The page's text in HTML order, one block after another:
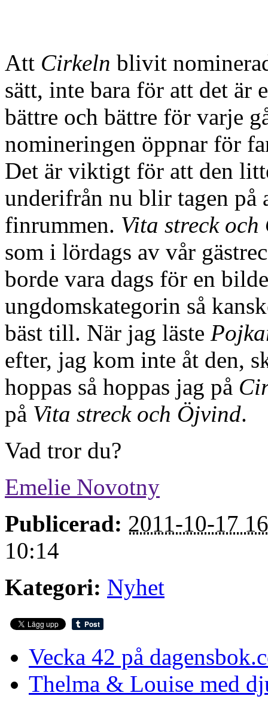
Att Cirkeln blivit
sätt, inte bara för att det är
bättre och bättre för varje
nomineringen öppnar för
Det är viktigt för att den
underifrån nu blir tagen
finrummen. Vita streck
som i lördags av vår
borde vara dags för en
ungdomskategorin så
bäst till. När jag läste
efter, jag kom inte åt den,
hoppas så hoppas jag på
på Vita streck och Öjvind.
Vad tror du?
Emelie Novotny
Publicerad: 2011-10-17
10:14
Kategori: Nyhet
Vecka 42 på
Thelma & Louise med